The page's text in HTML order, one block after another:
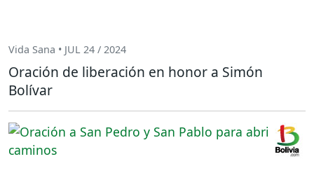
Vida Sana • JUL 24 / 2024
Oración de liberación en honor a Simón
Bolívar